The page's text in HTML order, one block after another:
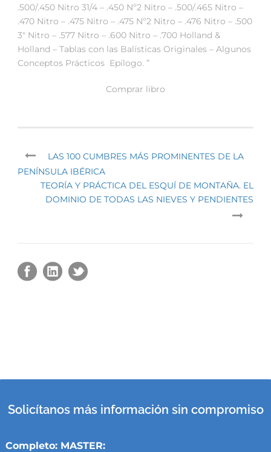
.500/.450 Nitro 31/4 – .450 Nº2 Nitro – .500/.465 Nitro –
.470 Nitro – .475 Nitro – .475 Nº2 Nitro – .476 Nitro – .500
3″ Nitro – .577 Nitro – .600 Nitro – .700 Holland &
Holland – Tablas con las Balísticas Originales – Algunos
Conceptos Prácticos  Epílogo. ”
Comprar libro
LAS 100 CUMBRES MÁS PROMINENTES DE LA
PENÍNSULA IBÉRICA
TEORÍA Y PRÁCTICA DEL ESQUÍ DE MONTAÑA. EL
DOMINIO DE TODAS LAS NIEVES Y PENDIENTES
Solicítanos más información sin compromiso
Completo: MASTER: